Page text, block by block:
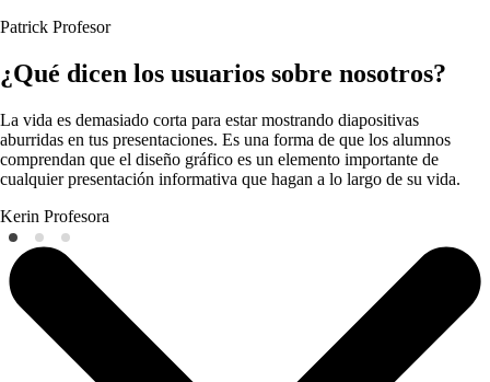
Patrick Profesor
¿Qué dicen los usuarios sobre nosotros?
La vida es demasiado corta para estar mostrando diapositivas
aburridas en tus presentaciones. Es una forma de que los alumnos
comprendan que el diseño gráfico es un elemento importante de
cualquier presentación informativa que hagan a lo largo de su vida.
Kerin Profesora